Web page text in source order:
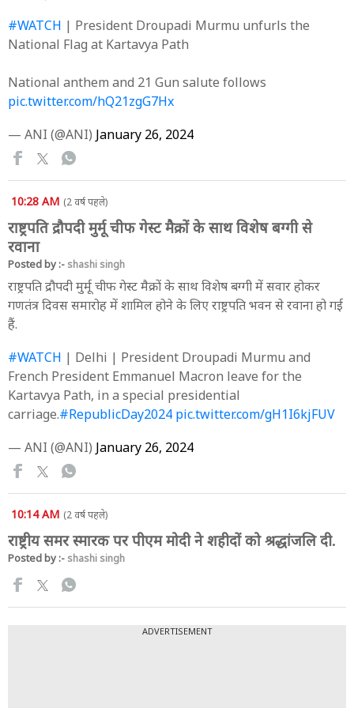
#WATCH | President Droupadi Murmu unfurls the
National Flag at Kartavya Path
National anthem and 21 Gun salute follows
pic.twitter.com/hQ21zgG7Hx
— ANI (@ANI) January 26, 2024
10:28 AM (2 वर्ष पहले)
राष्ट्रपति द्रौपदी मुर्मू चीफ गेस्ट मैक्रों के साथ विशेष बग्गी से
रवाना
Posted by :- shashi singh
राष्ट्रपति द्रौपदी मुर्मू चीफ गेस्ट मैक्रों के साथ विशेष बग्गी में सवार होकर
गणतंत्र दिवस समारोह में शामिल होने के लिए राष्ट्रपति भवन से रवाना हो गई
हैं.
#WATCH | Delhi | President Droupadi Murmu and
French President Emmanuel Macron leave for the
Kartavya Path, in a special presidential
carriage.#RepublicDay2024 pic.twitter.com/gH1I6kjFUV
— ANI (@ANI) January 26, 2024
10:14 AM (2 वर्ष पहले)
राष्ट्रीय समर स्मारक पर पीएम मोदी ने शहीदों को श्रद्धांजलि दी.
Posted by :- shashi singh
ADVERTISEMENT